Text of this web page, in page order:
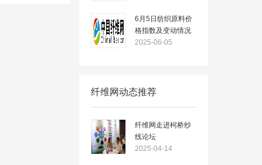
6月5日纺织原料价
格指数及变动情况
2025-06-05
纤维网动态推荐
纤维网走进柯桥纱
线论坛
2025-04-14